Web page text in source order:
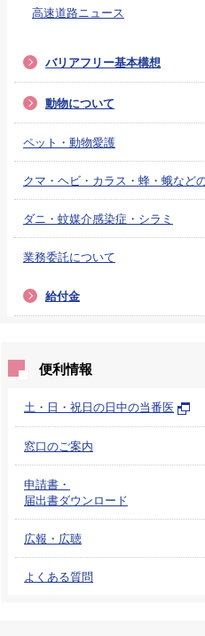
高速道路ニュース
バリアフリー基本構想
動物について
ペット・動物愛護
クマ・ヘビ・カラス・蜂・蛾など
ダニ・蚊媒介感染症・シラミ
業務委託について
給付金
便利情報
土・日・祝日の日中の当番医
窓口のご案内
申請書・
届出書ダウンロード
広報・広聴
よくある質問